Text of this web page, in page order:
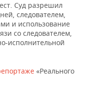
Суд разрешил
следователем,
и использование
со следователем,
исполнительной
«Реального